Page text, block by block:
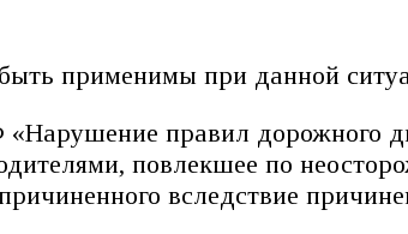
применимы при данной
правил дорожного
повлекшее по
вследствие